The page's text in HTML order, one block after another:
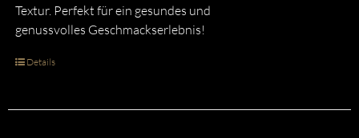
Textur. Perfekt für ein gesundes und
genussvolles Geschmackserlebnis!
Details